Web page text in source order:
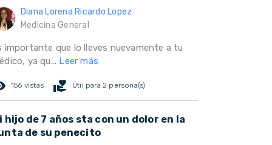
Diana Lorena Ricardo Lopez
Medicina General
importante que lo lleves nuevamente a tu
ya qu... Leer más
156 vistas volunteer_activism Útil para 2 persona(s)
hijo de 7 años sta con un dolor en la
de su penecito